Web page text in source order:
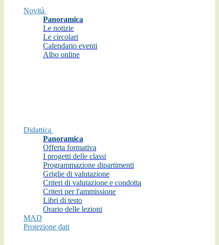
Novità
Panoramica
Le notizie
Le circolari
Calendario eventi
Albo online
Didattica
Panoramica
Offerta formativa
I progetti delle classi
Programmazione dipartimenti
Griglie di valutazione
Criteri di valutazione e condotta
Criteri per l'ammissione
Libri di testo
Orario delle lezioni
MAD
Protezione dati